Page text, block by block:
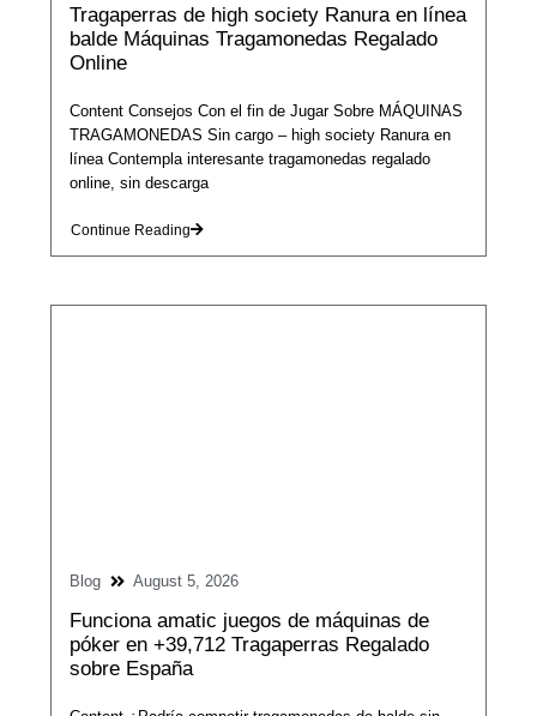
Tragaperras de high society Ranura en línea
balde Máquinas Tragamonedas Regalado
Online
Content Consejos Con el fin de Jugar Sobre MÁQUINAS
TRAGAMONEDAS Sin cargo – high society Ranura en
línea Contempla interesante tragamonedas regalado
online, sin descarga
Continue Reading
Blog August 5, 2026
Funciona amatic juegos de máquinas de
póker en +39,712 Tragaperras Regalado
sobre España